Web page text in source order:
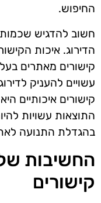
החיפוש.
חשוב להדגיש
הדירוג. איכות
קישורים מאתרים
עשויים להעניק
קישורים איכותיים
התוצאות עשויות
בהגדלת התנועה
החשיבות
קישורים